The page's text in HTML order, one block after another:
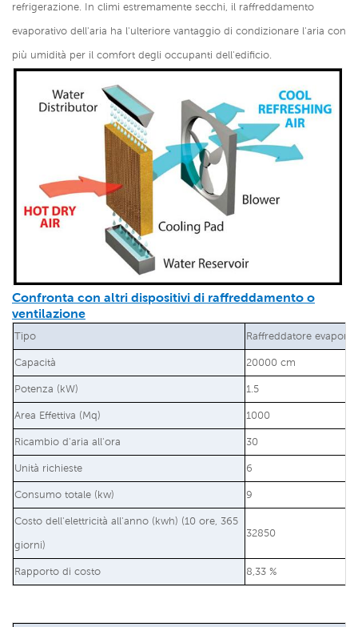
refrigerazione. In climi estremamente secchi, il raffreddamento
evaporativo dell'aria ha l'ulteriore vantaggio di condizionare l'aria con
più umidità per il comfort degli occupanti dell'edificio.
Confronta con altri dispositivi di raffreddamento o
ventilazione
Tipo Raffreddatore
Capacità 20000 cm
Potenza (kW) 1.5
Area Effettiva (Mq) 1000
Ricambio d'aria all'ora 30
Unità richieste 6
Consumo totale (kw) 9
Costo dell'elettricità all'anno (kwh) (10 ore, 365
giorni)
32850
Rapporto di costo 8,33 %